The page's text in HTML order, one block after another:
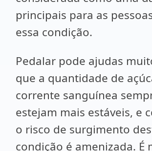
principais para as
essa condição.
Pedalar pode ajudas
que a quantidade de
corrente sanguínea
estejam mais estáveis, e
o risco de surgimento
condição é amenizada. É